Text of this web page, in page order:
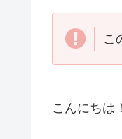
こ
こんにちは